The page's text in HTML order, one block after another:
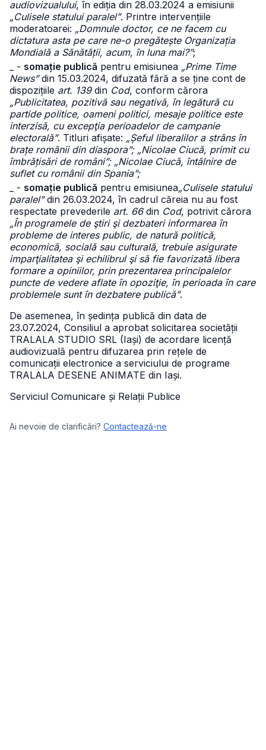
audiovizualului, în ediția din 28.03.2024 a emisiunii
„Culisele statului paralel”. Printre intervențiile
moderatoarei: „Domnule doctor, ce ne facem cu
dictatura asta pe care ne-o pregătește Organizația
Mondială a Sănătății, acum, în luna mai?”;
_ - somație publică pentru emisiunea „Prime Time
News”din 15.03.2024, difuzată fără a se ține cont de
dispozițiile art. 139din Cod, conform cărora
„Publicitatea, pozitivă sau negativă, în legătură cu
partide politice, oameni politici, mesaje politice este
interzisă, cu excepţia perioadelor de campanie
electorală”. Titluri afișate: „Șeful liberalilor a strâns în
brațe românii din diaspora”; „Nicolae Ciucă, primit cu
îmbrățisări de români”; „Nicolae Ciucă, întâlnire de
suflet cu românii din Spania”;
_ - somație publică pentru emisiunea„Culisele statului
paralel”din 26.03.2024, în cadrul căreia nu au fost
respectate prevederile art. 66din Cod, potrivit cărora
„În programele de ştiri şi dezbateri informarea în
probleme de interes public, de natură politică,
economică, socială sau culturală, trebuie asigurate
imparţialitatea şi echilibrul şi să fie favorizată libera
formare a opiniilor, prin prezentarea principalelor
puncte de vedere aflate în opoziţie, în perioada în care
problemele sunt în dezbatere publică”.
De asemenea, în ședința publică din data de
23.07.2024, Consiliul a aprobat solicitarea societății
TRALALA STUDIO SRL (Iași) de acordare licență
audiovizuală pentru difuzarea prin rețele de
comunicații electronice a serviciului de programe
TRALALA DESENE ANIMATE din Iași.
Serviciul Comunicare și Relații Publice
Ai nevoie de clarificări? Contactează-ne